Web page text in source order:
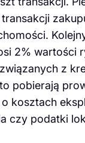
2% wartości
z
pobierają
kosztach
czy podatki